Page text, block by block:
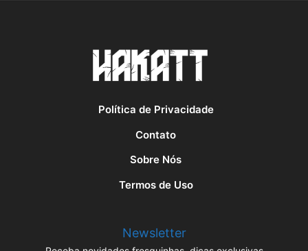
Política de Privacidade
Contato
Sobre Nós
Termos de Uso
Newsletter